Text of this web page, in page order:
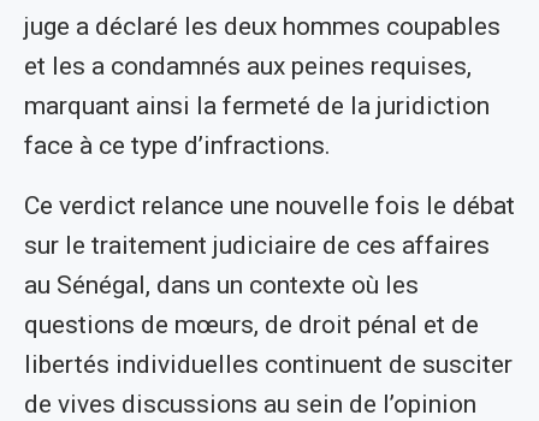
juge a déclaré les deux hommes coupables
et les a condamnés aux peines requises,
marquant ainsi la fermeté de la juridiction
face à ce type d’infractions.
Ce verdict relance une nouvelle fois le débat
sur le traitement judiciaire de ces affaires
au Sénégal, dans un contexte où les
questions de mœurs, de droit pénal et de
libertés individuelles continuent de susciter
de vives discussions au sein de l’opinion